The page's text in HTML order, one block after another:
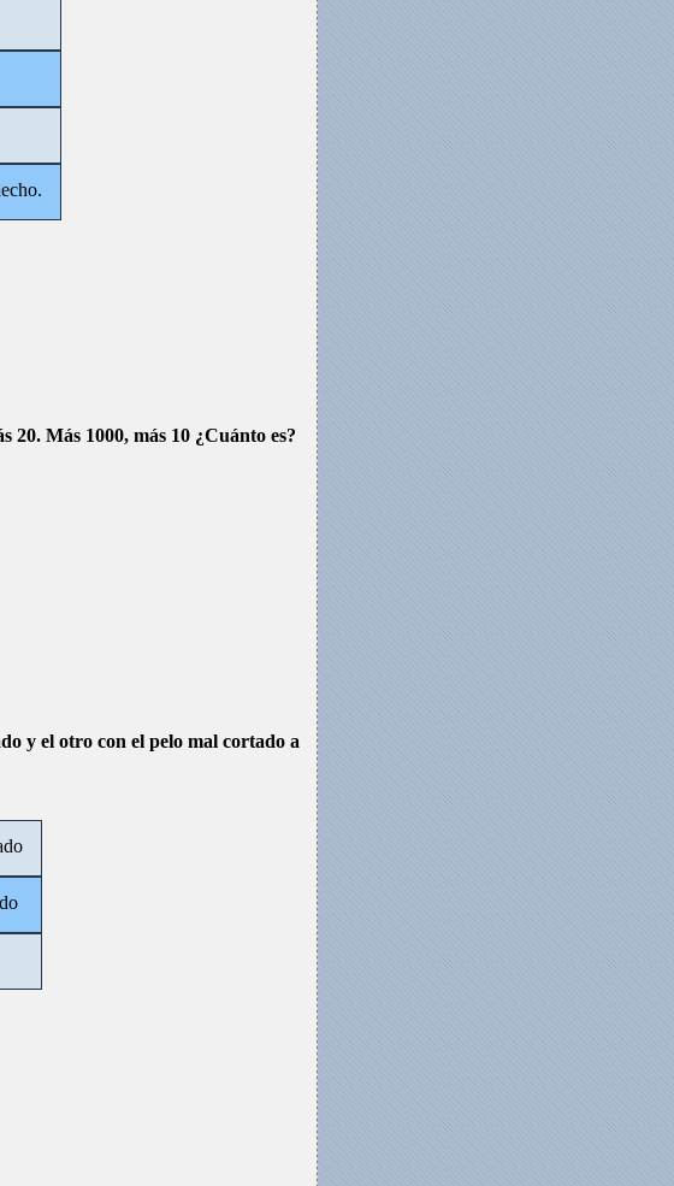
20. Más 1000, más 10 ¿Cuánto es?
y el otro con el pelo mal cortado a